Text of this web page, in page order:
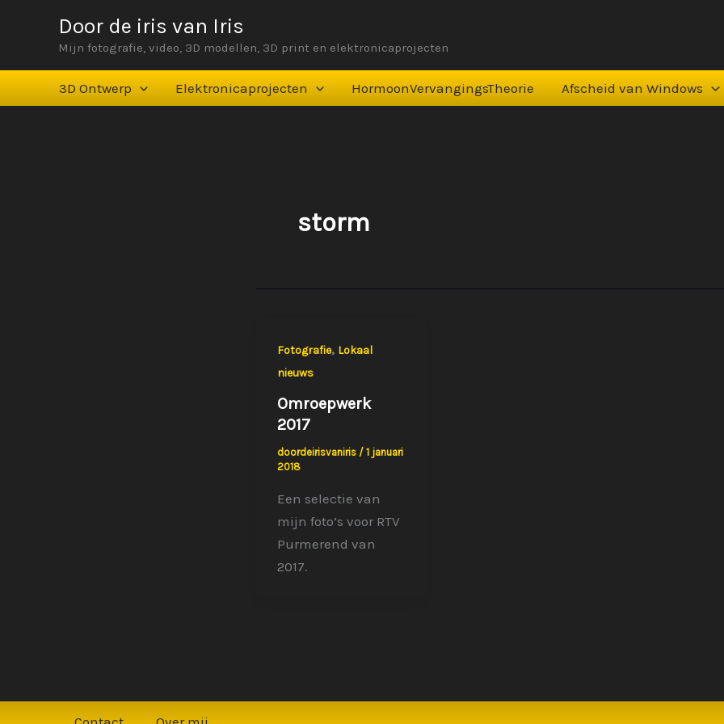
Door de iris van Iris
Mijn fotografie, video, 3D modellen, 3D print en elektronicaprojecten
3D Ontwerp Elektronicaprojecten HormoonVervangingsTheorie Afscheid van Windows
storm
Fotografie, Lokaal
nieuws
Omroepwerk
2017
doordeirisvaniris / 1 januari
2018
Een selectie van
mijn foto’s voor RTV
Purmerend van
2017.